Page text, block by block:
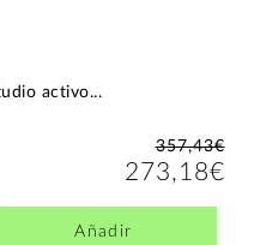
activo...
357,43€
273,18€
Añadir